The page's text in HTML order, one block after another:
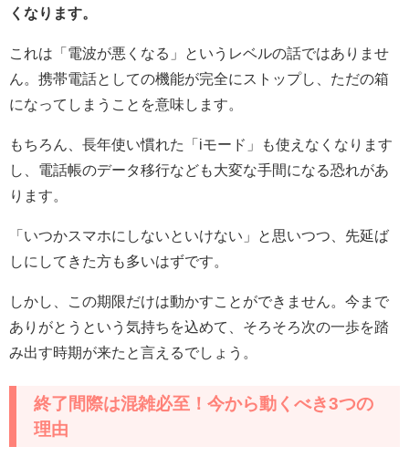
くなります。
これは「電波が悪くなる」というレベルの話ではありませ
ん。携帯電話としての機能が完全にストップし、ただの箱
になってしまうことを意味します。
もちろん、長年使い慣れた「iモード」も使えなくなります
し、電話帳のデータ移行なども大変な手間になる恐れがあ
ります。
「いつかスマホにしないといけない」と思いつつ、先延ば
しにしてきた方も多いはずです。
しかし、この期限だけは動かすことができません。今まで
ありがとうという気持ちを込めて、そろそろ次の一歩を踏
み出す時期が来たと言えるでしょう。
終了間際は混雑必至！今から動くべき3つの
理由